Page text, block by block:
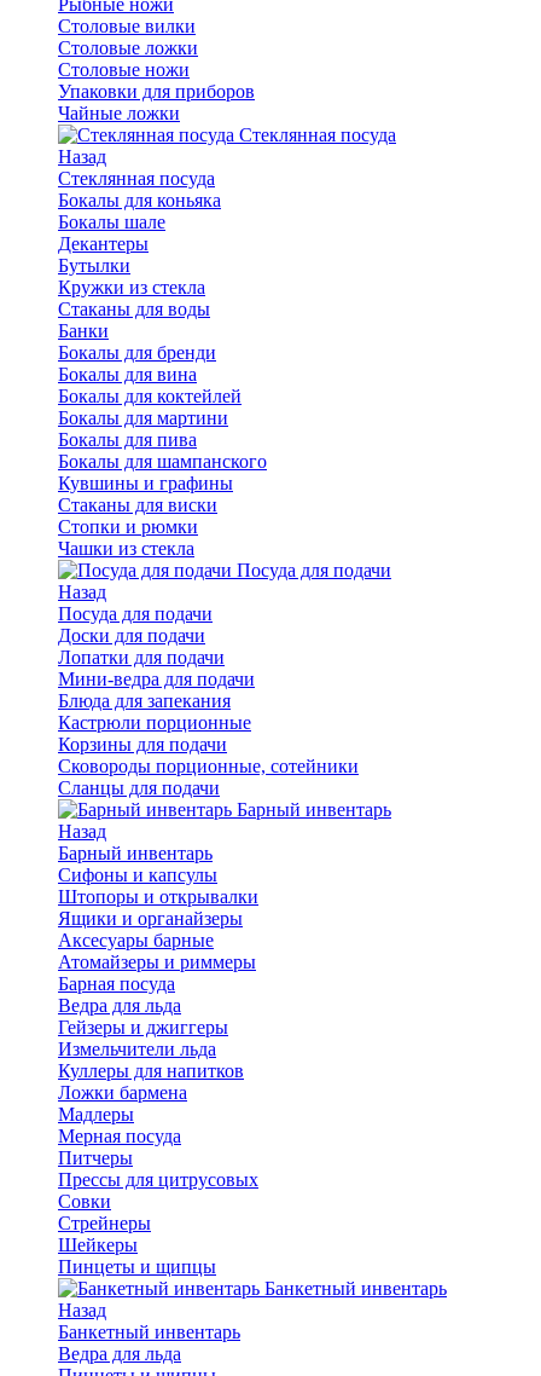
Столовые вилки
Столовые ложки
Столовые ножи
Упаковки для приборов
Чайные ложки
Стеклянная посуда
Назад
Стеклянная посуда
Бокалы для коньяка
Бокалы шале
Декантеры
Бутылки
Кружки из стекла
Стаканы для воды
Банки
Бокалы для бренди
Бокалы для вина
Бокалы для коктейлей
Бокалы для мартини
Бокалы для пива
Бокалы для шампанского
Кувшины и графины
Стаканы для виски
Стопки и рюмки
Чашки из стекла
Посуда для подачи
Назад
Посуда для подачи
Доски для подачи
Лопатки для подачи
Мини-ведра для подачи
Блюда для запекания
Кастрюли порционные
Корзины для подачи
Сковороды порционные, сотейники
Сланцы для подачи
Барный инвентарь
Назад
Барный инвентарь
Сифоны и капсулы
Штопоры и открывалки
Ящики и органайзеры
Аксесуары барные
Атомайзеры и риммеры
Барная посуда
Ведра для льда
Гейзеры и джиггеры
Измельчители льда
Куллеры для напитков
Ложки бармена
Мадлеры
Мерная посуда
Питчеры
Прессы для цитрусовых
Совки
Стрейнеры
Шейкеры
Пинцеты и щипцы
Банкетный инвентарь
Назад
Банкетный инвентарь
Ведра для льда